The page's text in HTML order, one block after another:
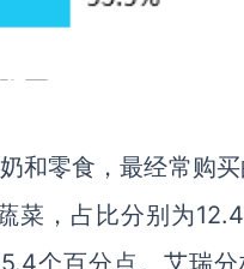
和零食，最经常购
菜，占比分别为
个百分点。艾瑞